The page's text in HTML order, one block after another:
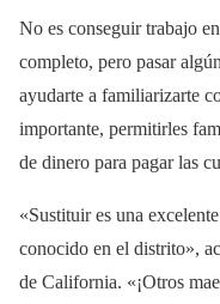
No es conseguir trabajo
completo, pero pasar
ayudarte a familiarizarte
importante, permitirles
de dinero para pagar las
«Sustituir es una
conocido en el distrito»,
de California. «¡Otros